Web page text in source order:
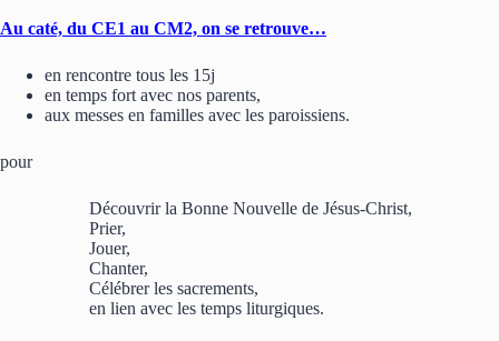
Au caté, du CE1 au CM2, on se retrouve…
en rencontre tous les 15j
en temps fort avec nos parents,
aux messes en familles avec les paroissiens.
pour
Découvrir la Bonne Nouvelle de Jésus-Christ,
Prier,
Jouer,
Chanter,
Célébrer les sacrements,
en lien avec les temps liturgiques.